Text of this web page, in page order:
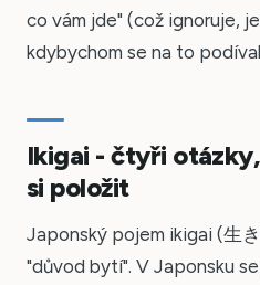
co vám jde" (což ignoruje,
kdybychom se na to
Ikigai - čtyři
si položit
Japonský pojem ikigai (生
"důvod bytí". V Japonsku